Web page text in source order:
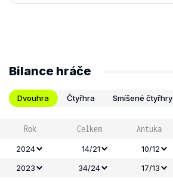
Bilance hráče
Dvouhra Čtyřhra Smíšené čtyřhry
Rok Celkem Antuka
2024 14/21 10/12
2023
34/24 17/13